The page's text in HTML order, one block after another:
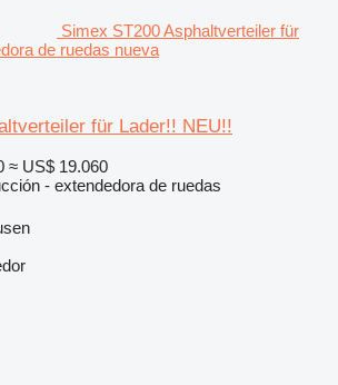
Simex ST200 Asphaltverteiler für
de ruedas nueva
für Lader!! NEU!!
≈ US$ 19.060
- extendedora de ruedas